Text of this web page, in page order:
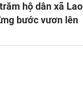
hộ dân xã Lao
bước vươn lên